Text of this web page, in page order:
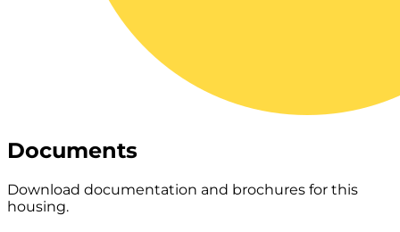
Documents
Download documentation and brochures for this
housing.